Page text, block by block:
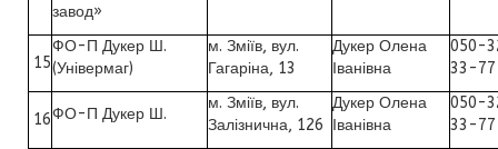
завод»
15
ФО-П Дукер Ш.
(Універмаг)
м. Зміїв, вул.
Гагаріна, 13
Дукер Олена
Іванівна
050-
33-77
16ФО-П Дукер Ш.
м. Зміїв, вул.
Залізнична, 126
Дукер Олена
Іванівна
050-
33-77